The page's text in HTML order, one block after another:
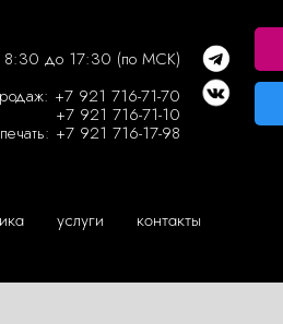
8:30 до 17:30 (по МСК)
+7 921 716-71-70
+7 921 716-71-10
+7 921 716-17-98
услуги контакты